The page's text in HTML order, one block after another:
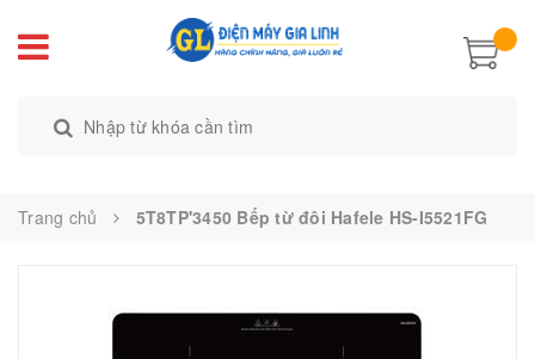
Trang chủ 5T8TP'3450 Bếp từ đôi Hafele HS-I5521FG